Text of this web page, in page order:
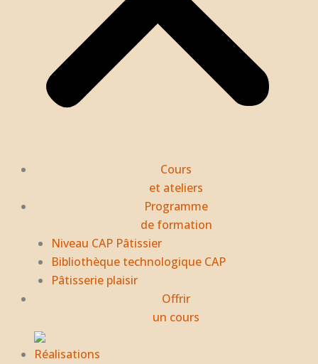
Cours
et ateliers
Programme
de formation
Niveau CAP Pâtissier
Bibliothèque technologique CAP
Pâtisserie plaisir
Offrir
un cours
Réalisations